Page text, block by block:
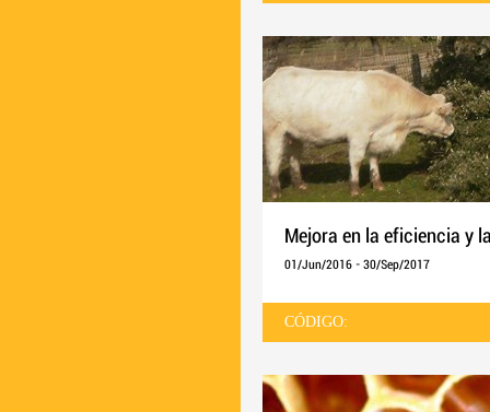
Mejora en la eficiencia y
01/Jun/2016 - 30/Sep/2017
CÓDIGO: